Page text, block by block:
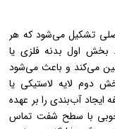
تشکیل می‌شود که هر
اول بدنه فلزی یا
می‌کند و باعث می‌شود
دوم لایه لاستیکی یا
آب‌بندی را بر عهده
با سطح شفت تماس